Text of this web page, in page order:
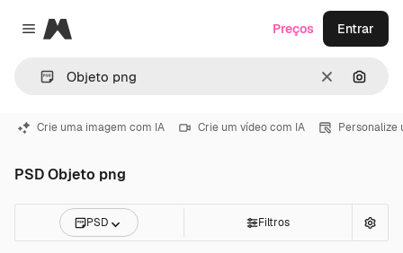
Close menu
Magnific
Limpar
Preços Entrar
Crie uma imagem com IA Crie um vídeo com IA Personalize
PSD Objeto png
PSD Filtros